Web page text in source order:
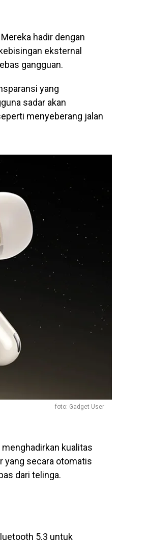
hadir dengan
eksternal
gangguan.
yang
sadar akan
menyeberang jalan
foto: Gadget User
kualitas
yang secara otomatis
dari telinga.
5.3 untuk